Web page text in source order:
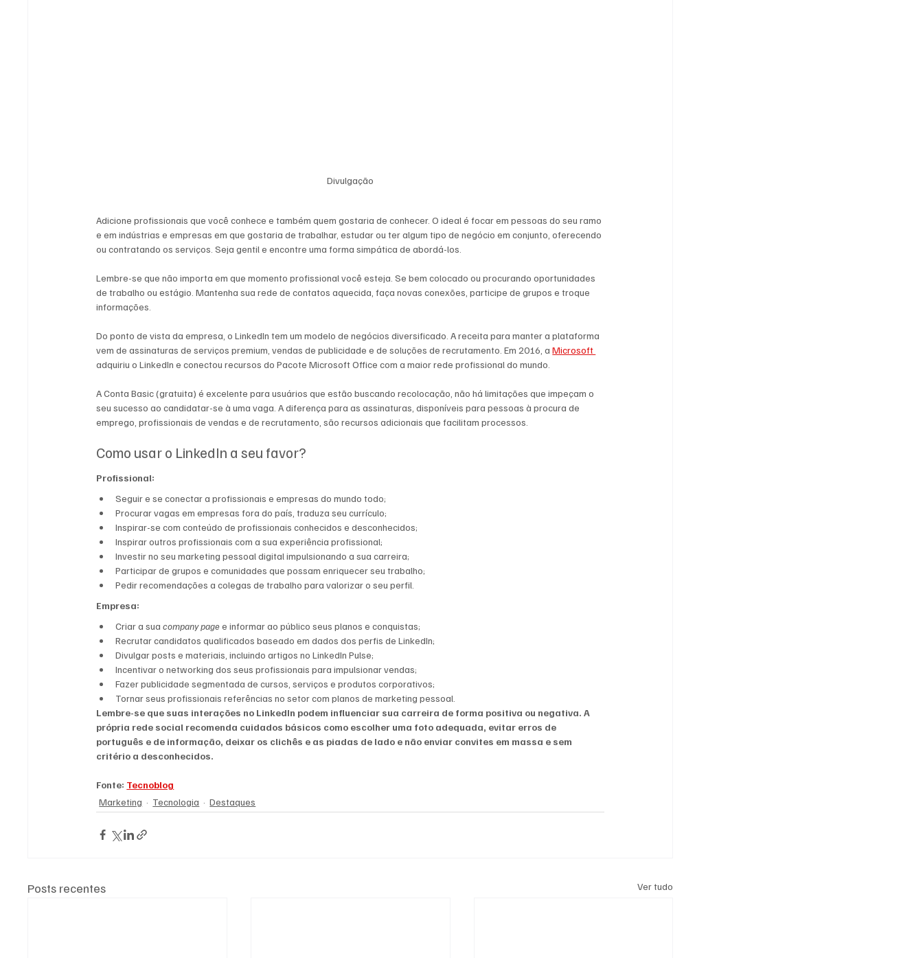
Divulgação
Adicione profissionais que você conhece e também quem gostaria de conhecer. O ideal é focar em pessoas do seu ramo
e em indústrias e empresas em que gostaria de trabalhar, estudar ou ter algum tipo de negócio em conjunto, oferecendo
ou contratando os serviços. Seja gentil e encontre uma forma simpática de abordá-los.
Lembre-se que não importa em que momento profissional você esteja. Se bem colocado ou procurando oportunidades
de trabalho ou estágio. Mantenha sua rede de contatos aquecida, faça novas conexões, participe de grupos e troque
informações.
Do ponto de vista da empresa, o LinkedIn tem um modelo de negócios diversificado. A receita para manter a plataforma
vem de assinaturas de serviços premium, vendas de publicidade e de soluções de recrutamento. Em 2016, a Microsoft
adquiriu o LinkedIn e conectou recursos do Pacote Microsoft Office com a maior rede profissional do mundo.
A Conta Basic (gratuita) é excelente para usuários que estão buscando recolocação, não há limitações que impeçam o
seu sucesso ao candidatar-se à uma vaga. A diferença para as assinaturas, disponíveis para pessoas à procura de
emprego, profissionais de vendas e de recrutamento, são recursos adicionais que facilitam processos.
Como usar o LinkedIn a seu favor?
Profissional:
Seguir e se conectar a profissionais e empresas do mundo todo;
Procurar vagas em empresas fora do país, traduza seu currículo;
Inspirar-se com conteúdo de profissionais conhecidos e desconhecidos;
Inspirar outros profissionais com a sua experiência profissional;
Investir no seu marketing pessoal digital impulsionando a sua carreira;
Participar de grupos e comunidades que possam enriquecer seu trabalho;
Pedir recomendações a colegas de trabalho para valorizar o seu perfil.
Empresa:
Criar a sua company page e informar ao público seus planos e conquistas;
Recrutar candidatos qualificados baseado em dados dos perfis de LinkedIn;
Divulgar posts e materiais, incluindo artigos no LinkedIn Pulse;
Incentivar o networking dos seus profissionais para impulsionar vendas;
Fazer publicidade segmentada de cursos, serviços e produtos corporativos;
Tornar seus profissionais referências no setor com planos de marketing pessoal.
Lembre-se que suas interações no LinkedIn podem influenciar sua carreira de forma positiva ou negativa. A
própria rede social recomenda cuidados básicos como escolher uma foto adequada, evitar erros de
português e de informação, deixar os clichês e as piadas de lado e não enviar convites em massa e sem
critério a desconhecidos.
Fonte: Tecnoblog
Marketing
Tecnologia Destaques
Posts recentes Ver tudo